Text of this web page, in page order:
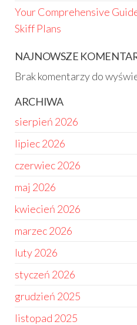
Your Comprehensive
Skiff Plans
NAJNOWSZE
Brak komentarzy do
ARCHIWA
sierpień 2026
lipiec 2026
czerwiec 2026
maj 2026
kwiecień 2026
marzec 2026
luty 2026
styczeń 2026
grudzień 2025
listopad 2025